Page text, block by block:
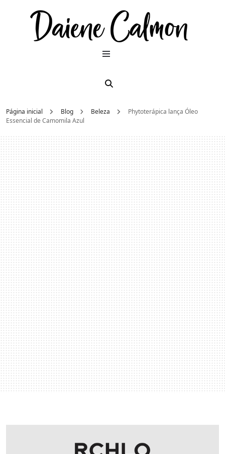
Página inicial Blog Beleza
Phytoterápica lança Óleo
Essencial de Camomila Azul